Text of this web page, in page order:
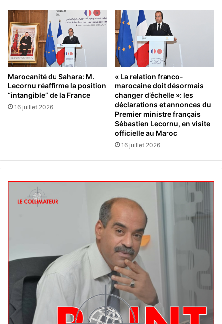
Marocanité du Sahara: M.
Lecornu réaffirme la position
“intangible” de la France
16 juillet 2026
« La relation franco-
marocaine doit désormais
changer d’échelle »: les
déclarations et annonces du
Premier ministre français
Sébastien Lecornu, en visite
officielle au Maroc
16 juillet 2026